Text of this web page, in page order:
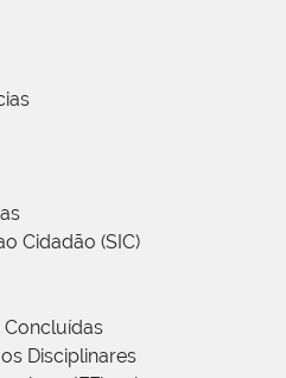
Cidadão (SIC)
Disciplinares